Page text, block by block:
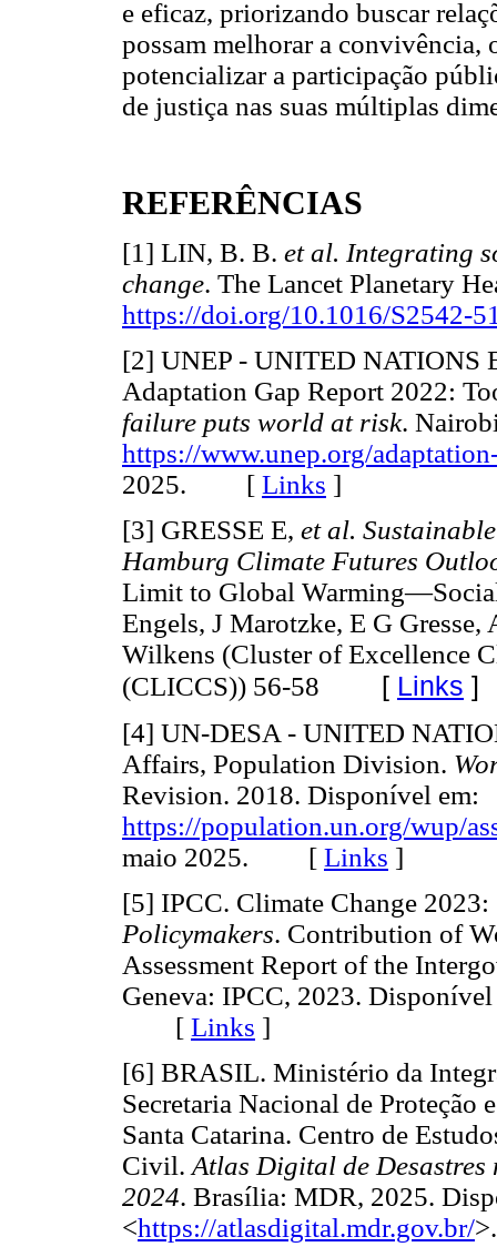
e eficaz, priorizando buscar
possam melhorar a convivência,
potencializar a participação
de justiça nas suas múltiplas
REFERÊNCIAS
[1] LIN, B. B. et al. Integrating
change. The Lancet Planetary
https://doi.org/10.1016/S2542-
[2] UNEP - UNITED
Adaptation Gap Report 2022:
failure puts world at risk.
https://www.unep.org/
2025. [ Links ]
[3] GRESSE E, et al.
Hamburg Climate Futures
Limit to Global
Engels, J Marotzke, E G
Wilkens (Cluster of Excellence
(CLICCS)) 56-58 [ Links ]
[4] UN-DESA - UNITED
Affairs, Population Division.
Revision. 2018. Disponível em:
https://population.un.org/wup/
maio 2025. [ Links ]
[5] IPCC. Climate Change
Policymakers. Contribution of
Assessment Report of the
Geneva: IPCC, 2023.
[ Links ]
[6] BRASIL. Ministério da
Secretaria Nacional de Proteção
Santa Catarina. Centro de
Civil. Atlas Digital de
2024. Brasília: MDR, 2025.
<https://atlasdigital.mdr.gov.br/